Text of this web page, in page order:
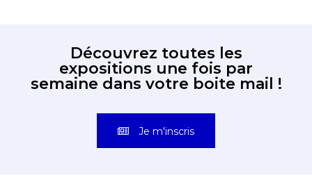
Découvrez toutes les
expositions une fois par
semaine dans votre boite mail !
Je m'inscris